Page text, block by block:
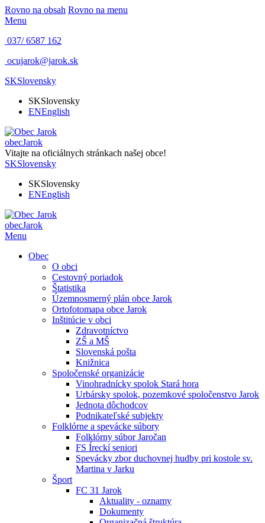
Rovno na obsah Rovno na menu
Menu
037/ 6587 162
ocujarok@jarok.sk
SKSlovensky
SKSlovensky
ENEnglish
obecJarok
Vitajte na oficiálnych stránkach našej obce!
SKSlovensky
SKSlovensky
ENEnglish
obecJarok
Menu
Obec
O obci
Cestovný poriadok
Štatistika
Územnosmerný plán obce Jarok
Ortofotomapa obce Jarok
Inštitúcie v obci
Zdravotníctvo
ZŠ a MŠ
Slovenská pošta
Knižnica
Spoločenské organizácie
Vinohradnícky spolok Stará hora
Urbársky spolok, pozemkové spoločenstvo Jarok
Jednota dôchodcov
Podnikateľské subjekty
Folklórne a spevácke súbory
Folklórny súbor Jaročan
FS Íreckí seniori
Spevácky zbor duchovnej hudby pri kostole sv.
Martina v Jarku
Šport
FC 31 Jarok
Aktuality - oznamy
Dokumenty